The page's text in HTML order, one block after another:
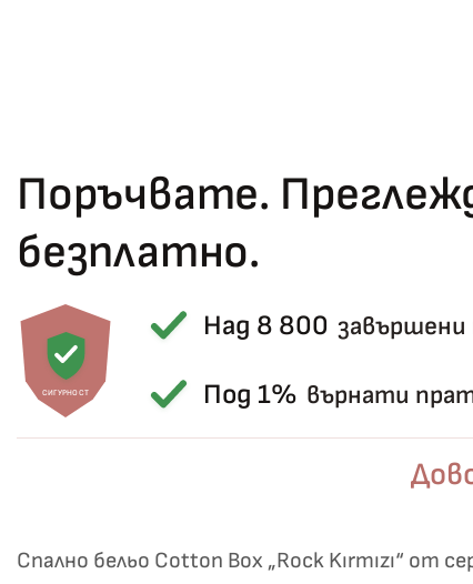
Поръчвате.
безплатно.
СИГУРНОСТ
Над 8 800 завършени
Под 1% върнати
Спално бельо Cotton Box „Rock Kırmızı“